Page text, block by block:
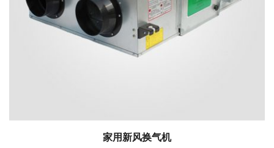
家用新风换气机